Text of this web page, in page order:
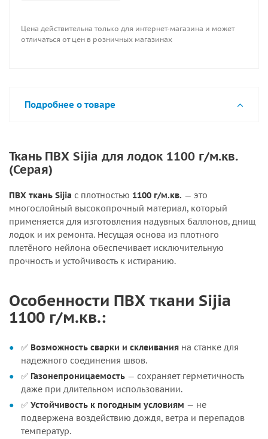
Цена действительна только для интернет-магазина и может
отличаться от цен в розничных магазинах
Подробнее о товаре
Ткань ПВХ Sijia для лодок 1100 г/м.кв.
(Серая)
ПВХ ткань Sijia с плотностью 1100 г/м.кв. — это
многослойный высокопрочный материал, который
применяется для изготовления надувных баллонов, днищ
лодок и их ремонта. Несущая основа из плотного
плетёного нейлона обеспечивает исключительную
прочность и устойчивость к истиранию.
Особенности ПВХ ткани Sijia
1100 г/м.кв.:
✅ Возможность сварки и склеивания на станке для
надежного соединения швов.
✅ Газонепроницаемость — сохраняет герметичность
даже при длительном использовании.
✅ Устойчивость к погодным условиям — не
подвержена воздействию дождя, ветра и перепадов
температур.